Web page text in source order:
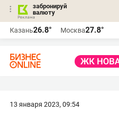
забронируй
валюту
Казань26.8° Москва27.8°
13 января 2023, 09:54